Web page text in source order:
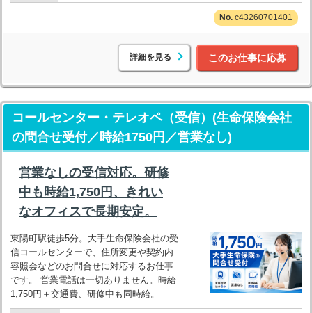
c43260701401
詳細を見る このお仕事に応募
コールセンター・テレオペ（受信）(生命保険会社
の問合せ受付／時給1750円／営業なし)
営業なしの受信対応。研修
中も時給1,750円、きれい
なオフィスで長期安定。
東陽町駅徒歩5分。大手生命保険会社の受
信コールセンターで、住所変更や契約内
容照会などのお問合せに対応するお仕事
です。 営業電話は一切ありません。時給
1,750円＋交通費、研修中も同時給。